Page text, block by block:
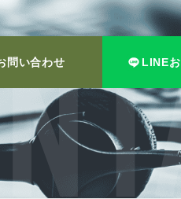
問い合わせ LINE